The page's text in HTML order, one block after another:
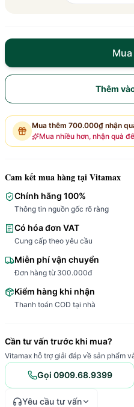
Thêm
Mua thêm 700.000₫ nhận
Mua nhiều hơn, nhận quà
Cam kết mua hàng tại Vitamax
Chính hãng 100%
Thông tin nguồn gốc rõ ràng
Có hóa đơn VAT
Cung cấp theo yêu cầu
Miễn phí vận chuyển
Đơn hàng từ 300.000đ
Kiểm hàng khi nhận
Thanh toán COD tại nhà
Cần tư vấn trước khi mua?
Vitamax hỗ trợ giải đáp về sản phẩm
Gọi 0909.68.9399
Yêu cầu tư vấn